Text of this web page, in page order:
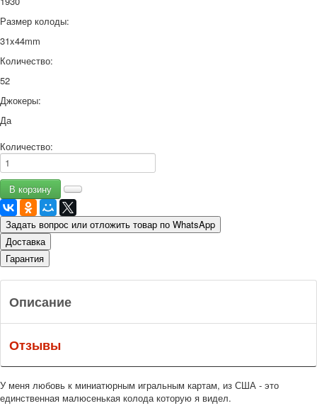
Размер колоды:
31x44mm
Количество:
52
Джокеры:
Да
Количество:
Задать вопрос или отложить товар по WhatsApp
Доставка
Гарантия
Описание
Отзывы
У меня любовь к миниатюрным игральным картам, из США - это
единственная малюсенькая колода которую я видел.